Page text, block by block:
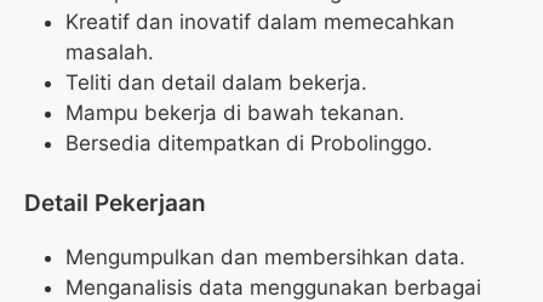
Kreatif dan inovatif dalam memecahkan
masalah.
Teliti dan detail dalam bekerja.
Mampu bekerja di bawah tekanan.
Bersedia ditempatkan di Probolinggo.
Detail Pekerjaan
Mengumpulkan dan membersihkan data.
Menganalisis data menggunakan berbagai